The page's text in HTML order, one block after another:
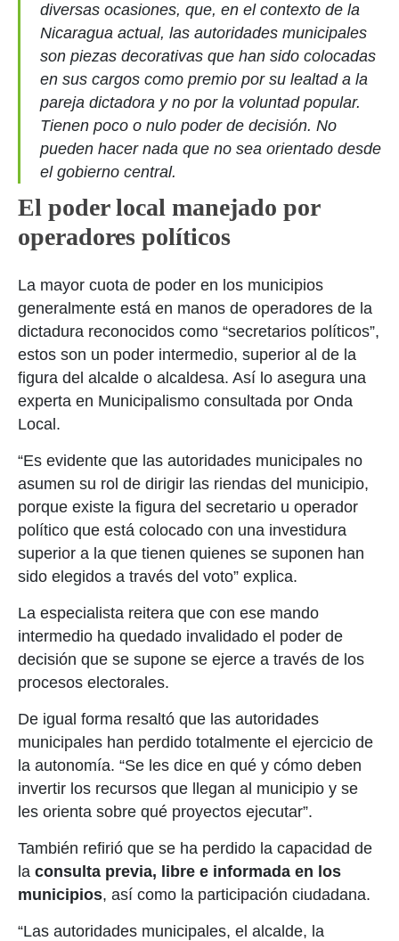
diversas ocasiones, que, en el contexto de la
Nicaragua actual, las autoridades municipales
son piezas decorativas que han sido colocadas
en sus cargos como premio por su lealtad a la
pareja dictadora y no por la voluntad popular.
Tienen poco o nulo poder de decisión. No
pueden hacer nada que no sea orientado desde
el gobierno central.
El poder local manejado por
operadores políticos
La mayor cuota de poder en los municipios
generalmente está en manos de operadores de la
dictadura reconocidos como “secretarios políticos”,
estos son un poder intermedio, superior al de la
figura del alcalde o alcaldesa. Así lo asegura una
experta en Municipalismo consultada por Onda
Local.
“Es evidente que las autoridades municipales no
asumen su rol de dirigir las riendas del municipio,
porque existe la figura del secretario u operador
político que está colocado con una investidura
superior a la que tienen quienes se suponen han
sido elegidos a través del voto” explica.
La especialista reitera que con ese mando
intermedio ha quedado invalidado el poder de
decisión que se supone se ejerce a través de los
procesos electorales.
De igual forma resaltó que las autoridades
municipales han perdido totalmente el ejercicio de
la autonomía. “Se les dice en qué y cómo deben
invertir los recursos que llegan al municipio y se
les orienta sobre qué proyectos ejecutar”.
También refirió que se ha perdido la capacidad de
la consulta previa, libre e informada en los
municipios, así como la participación ciudadana.
“Las autoridades municipales, el alcalde, la